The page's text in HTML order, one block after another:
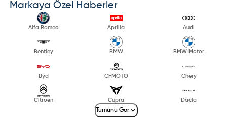
Markaya Özel Haberler
Alfa Romeo Aprilia Audi
Bentley BMW BMW Motor
Byd CFMOTO Chery
Citroen Cupra Dacia
Tümünü Gör